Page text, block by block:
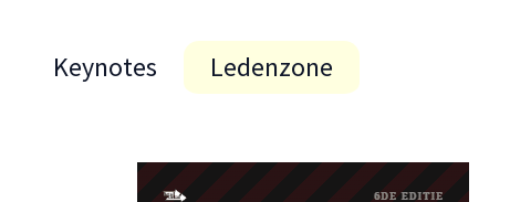
Keynotes Ledenzone